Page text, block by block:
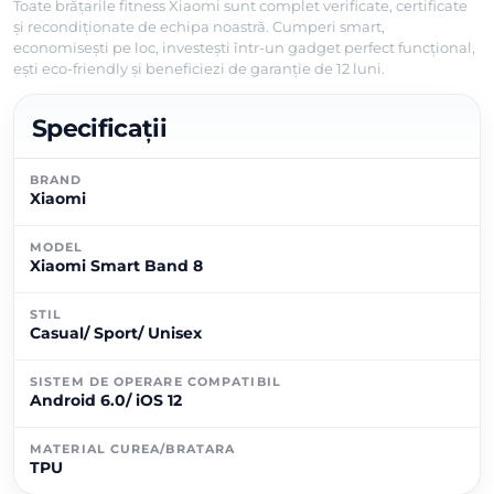
Toate brățarile fitness Xiaomi sunt complet verificate, certificate
și recondiționate de echipa noastră. Cumperi smart,
economisești pe loc, investești într-un gadget perfect funcțional,
ești eco-friendly și beneficiezi de garanție de 12 luni.
Specificații
BRAND
Xiaomi
MODEL
Xiaomi Smart Band 8
STIL
Casual/ Sport/ Unisex
SISTEM DE OPERARE COMPATIBIL
Android 6.0/ iOS 12
MATERIAL CUREA/BRATARA
TPU